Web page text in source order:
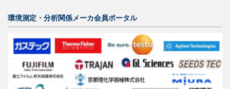
環境測定・分析関係メーカ会員ポータル